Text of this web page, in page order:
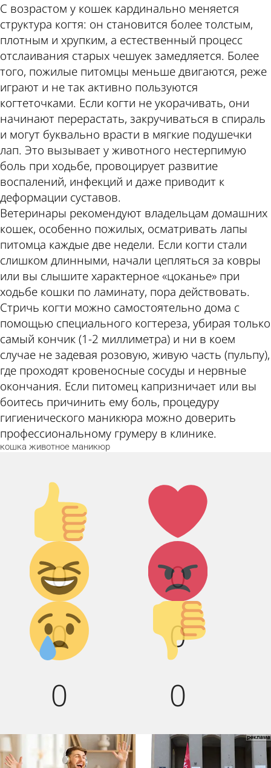
С возрастом у кошек кардинально меняется
структура когтя: он становится более толстым,
плотным и хрупким, а естественный процесс
отслаивания старых чешуек замедляется. Более
того, пожилые питомцы меньше двигаются, реже
играют и не так активно пользуются
когтеточками. Если когти не укорачивать, они
начинают перерастать, закручиваться в спираль
и могут буквально врасти в мягкие подушечки
лап. Это вызывает у животного нестерпимую
боль при ходьбе, провоцирует развитие
воспалений, инфекций и даже приводит к
деформации суставов.
Ветеринары рекомендуют владельцам домашних
кошек, особенно пожилых, осматривать лапы
питомца каждые две недели. Если когти стали
слишком длинными, начали цепляться за ковры
или вы слышите характерное «цоканье» при
ходьбе кошки по ламинату, пора действовать.
Стричь когти можно самостоятельно дома с
помощью специального когтереза, убирая только
самый кончик (1-2 миллиметра) и ни в коем
случае не задевая розовую, живую часть (пульпу),
где проходят кровеносные сосуды и нервные
окончания. Если питомец капризничает или вы
боитесь причинить ему боль, процедуру
гигиенического маникюра можно доверить
профессиональному грумеру в клинике.
кошка животное маникюр
Палец
вверх!
0
Лайк!
0
Дикий
смех!
0
Агрессия!
0
Грусть :(
0
Палец
вниз!
0